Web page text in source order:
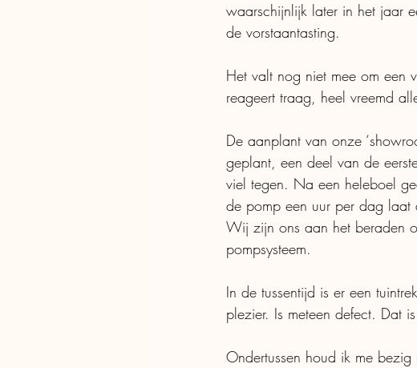
waarschijnlijk later in het jaar
de vorstaantasting.
Het valt nog niet mee om een
reageert traag, heel vreemd
De aanplant van onze
geplant, een deel van de
viel tegen. Na een heleboel
de pomp een uur per dag laat
Wij zijn ons aan het beraden
pompsysteem.
In de tussentijd is er een
plezier. Is meteen defect. Dat
Ondertussen houd ik me